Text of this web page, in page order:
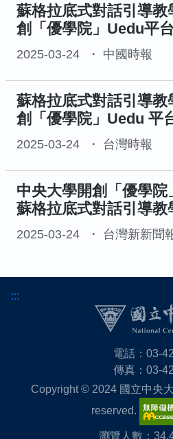
蘇格拉底式對話引導
創「優學院」Uedu平台
2025-03-24 中國時報
蘇格拉底式對話引導
創「優學院」Uedu 平
2025-03-24 台灣時報
中央大學開創「優學
蘇格拉底式對話引導教
2025-03-24 台灣新新聞
:::
電話：03-
傳真：03-
Copyright © 2024 國立中央
reserved.
瀏覽人數：